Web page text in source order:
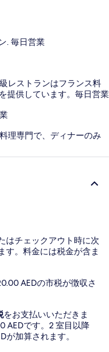
. 毎日営業
レストランはフランス料
提供しています。毎日営業
理専門で、ディナーのみ
はチェックアウト時に次
す。料金には税金が含ま
AEDの市税が徴収さ
をお支払いいただきま
AEDです。2 室目以降
が加算されます。